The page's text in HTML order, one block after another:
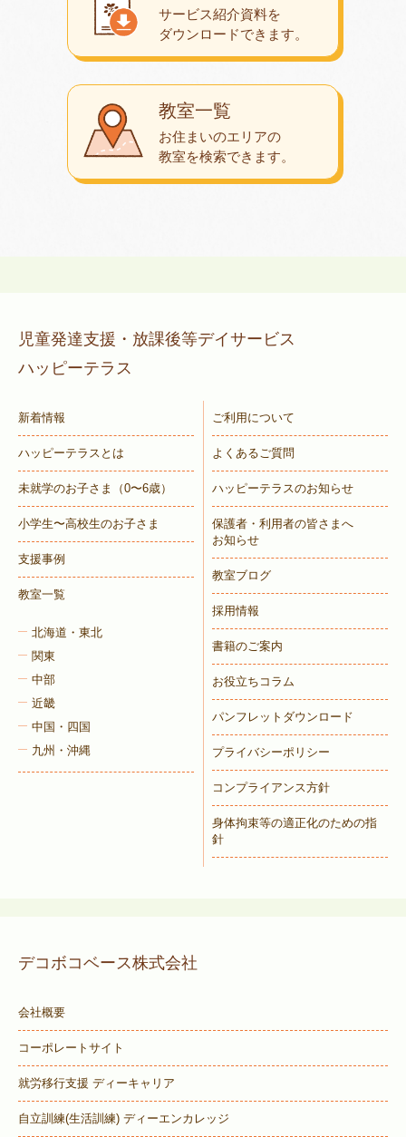
教室一覧
お住まいのエリアの
教室を検索できます。
サービス紹介資料を
ダウンロードできます。
児童発達支援・放課後等デイサービス
ハッピーテラス
新着情報
ハッピーテラスとは
未就学のお子さま （0〜6歳）
小学生〜高校生のお子さま
支援事例
教室一覧
北海道・東北
関東
中部
近畿
中国・四国
九州・沖縄
ご利用について
よくあるご質問
ハッピーテラスのお知らせ
保護者・利用者の皆さまへ
お知らせ
教室ブログ
採用情報
書籍のご案内
お役立ちコラム
パンフレットダウンロード
プライバシーポリシー
コンプライアンス方針
身体拘束等の適正化のための指
針
デコボコベース株式会社
会社概要
コーポレートサイト
就労移行支援 ディーキャリア
自立訓練(生活訓練) ディーエンカレッジ